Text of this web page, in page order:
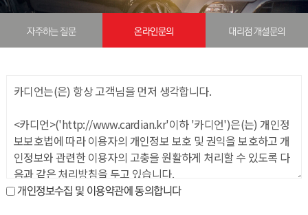
자주하는 질문 온라인문의 대리점 개설문의
개인정보수집 및 이용약관에 동의합니다